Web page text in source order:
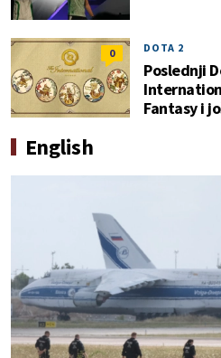
0 DOTA 2
Poslednji
Fantasy i
English